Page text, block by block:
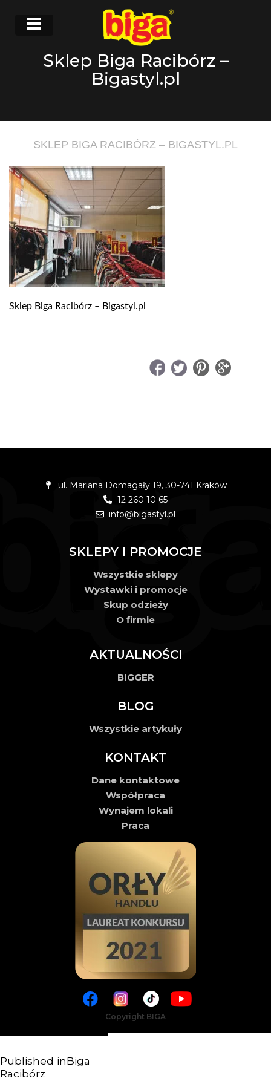
Sklep Biga Racibórz –
Bigastyl.pl
SKLEP BIGA RACIBÓRZ – BIGASTYL.PL
Sklep Biga Racibórz – Bigastyl.pl
ul. Mariana Domagały 19, 30-741 Kraków
12 260 10 65
info@bigastyl.pl
SKLEPY I PROMOCJE
Wszystkie sklepy
Wystawki i promocje
Skup odzieży
O firmie
AKTUALNOŚCI
BIGGER
BLOG
Wszystkie artykuły
KONTAKT
Dane kontaktowe
Współpraca
Wynajem lokali
Praca
Copyright BIGA
Published inBiga
Racibórz